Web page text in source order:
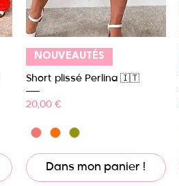
Aperçu rapide
NOUVEAUTÉS
Short plissé Perlina 🇮🇹
Prix
20,00 €
Dans mon panier !